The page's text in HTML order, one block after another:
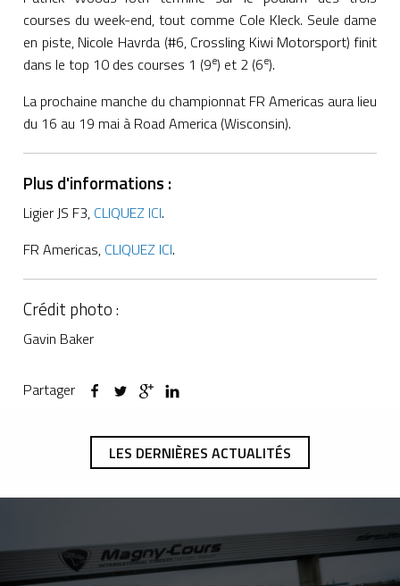
courses du week-end, tout comme Cole Kleck. Seule dame
en piste, Nicole Havrda (#6, Crossling Kiwi Motorsport) finit
dans le top 10 des courses 1 (9e) et 2 (6e).
La prochaine manche du championnat FR Americas aura lieu
du 16 au 19 mai à Road America (Wisconsin).
Plus d'informations :
Ligier JS F3, CLIQUEZ ICI.
FR Americas, CLIQUEZ ICI.
Crédit photo :
Gavin Baker
Partager
LES DERNIÈRES ACTUALITÉS